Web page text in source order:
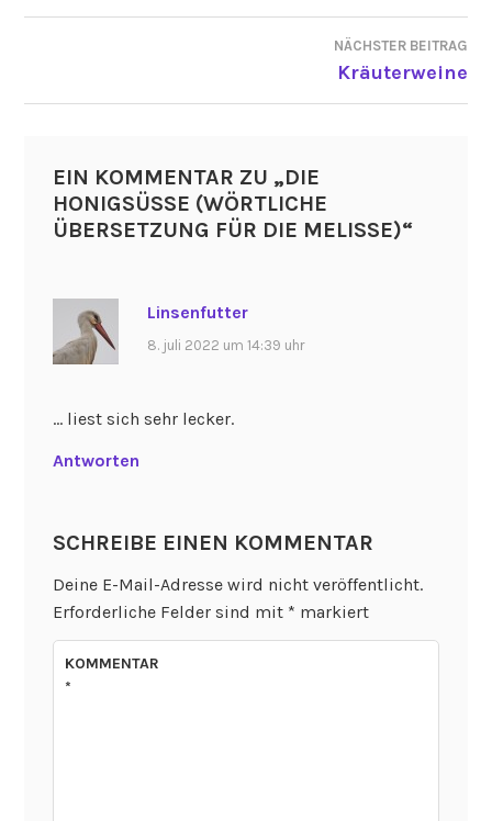
NÄCHSTER BEITRAG
Kräuterweine
EIN KOMMENTAR ZU „DIE
HONIGSÜSSE (WÖRTLICHE Ü
BERSETZUNG FÜR DIE MELISSE) “
Linsenfutter
8. juli 2022 um 14:39 uhr
… liest sich sehr lecker.
Antworten
SCHREIBE EINEN KOMMENTAR
Deine E-Mail-Adresse wird nicht veröffentlicht.
Erforderliche Felder sind mit * markiert
KOMMENTAR
*